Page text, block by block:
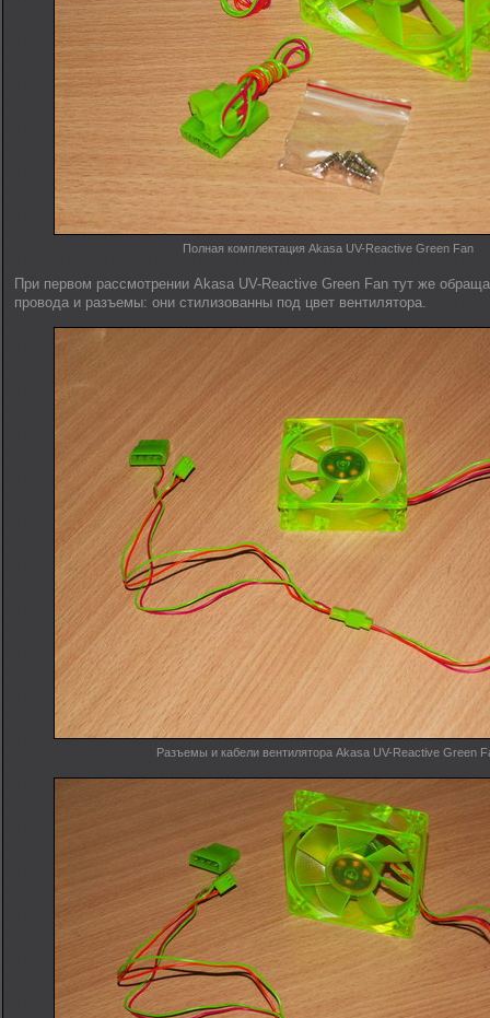
Полная комплектация Akasa UV-Reactive Green Fan
При первом рассмотрении Akasa UV-Reactive Green Fan тут же
провода и разъемы: они стилизованны под цвет вентилятора.
Разъемы и кабели вентилятора Akasa UV-Reactive Green